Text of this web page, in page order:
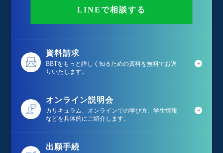
LINEで相談する
資料請求
BBTをもっと詳しく知るための資料を無料でお送
りいたします。
オンライン説明会
カリキュラム、オンラインでの学び方、学生情報
などを具体的にご紹介します。
出願手続